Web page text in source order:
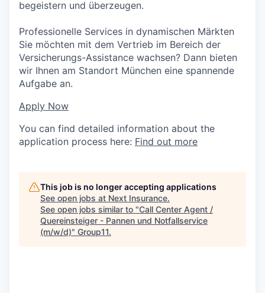
begeistern und überzeugen.
Professionelle Services in dynamischen Märkten
Sie möchten mit dem Vertrieb im Bereich der
Versicherungs-Assistance wachsen? Dann bieten
wir Ihnen am Standort München eine spannende
Aufgabe an.
Apply Now
You can find detailed information about the
application process here: Find out more
This job is no longer accepting applications
See open jobs at Next Insurance.
See open jobs similar to "Call Center Agent /
Quereinsteiger - Pannen und Notfallservice
(m/w/d)" Group11.